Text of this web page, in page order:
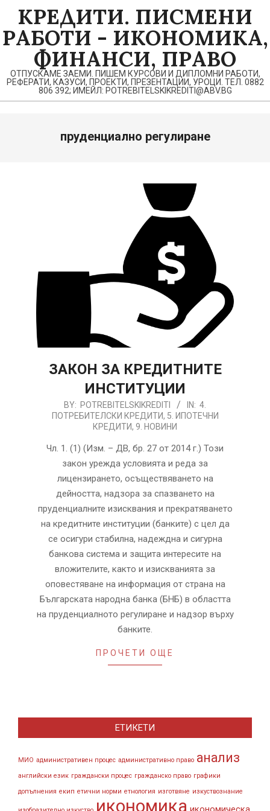
content
КРЕДИТИ. ПИСМЕНИ
РАБОТИ - ИКОНОМИКА,
ФИНАНСИ, ПРАВО
ОТПУСКАМЕ ЗАЕМИ. ПИШЕМ КУРСОВИ И ДИПЛОМНИ РАБОТИ,
РЕФЕРАТИ, КАЗУСИ, ПРОЕКТИ, ПРЕЗЕНТАЦИИ, УРОЦИ. ТЕЛ. 0882
806 392; ИМЕЙЛ: POTREBITELSKIKREDITI@ABV.BG
пруденциално регулиране
ЗАКОН ЗА КРЕДИТНИТЕ
ИНСТИТУЦИИ
BY: POTREBITELSKIKREDITI IN: 4.
ПОТРЕБИТЕЛСКИ КРЕДИТИ, 5. ИПОТЕЧНИ
КРЕДИТИ, 9. НОВИНИ
Чл. 1. (1) (Изм. – ДВ, бр. 27 от 2014 г.) Този
закон урежда условията и реда за
лицензирането, осъществяването на
дейността, надзора за спазването на
пруденциалните изисквания и прекратяването
на кредитните институции (банките) с цел да
се осигури стабилна, надеждна и сигурна
банкова система и защита интересите на
вложителите, както и изискванията за
оповестяване на информация от страна на
Българската народна банка (БНБ) в областта
на пруденциалното регулиране и надзор върху
банките.
ПРОЧЕТИ ОЩЕ
ЕТИКЕТИ
МИО административен процес административно право анализ
английски език граждански процес гражданско право графики
допълнения екип етични норми етнология изготвяне изкуствознание
икономика